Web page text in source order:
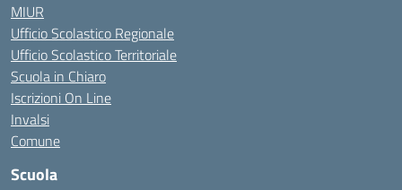
MIUR
Ufficio Scolastico Regionale
Ufficio Scolastico Territoriale
Scuola in Chiaro
Iscrizioni On Line
Invalsi
Comune
Scuola